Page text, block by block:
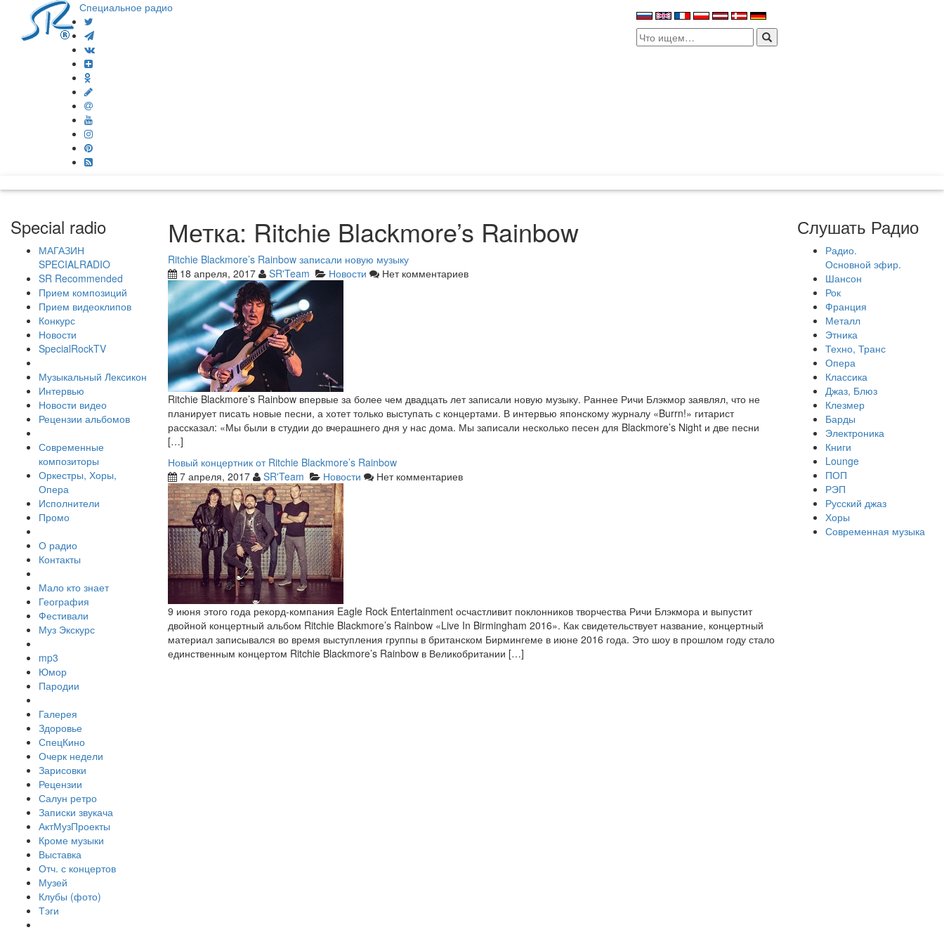
Специальное радио
Search
for:
Special radio
МАГАЗИН
SPECIALRADIO
SR Recommended
Прием композиций
Прием видеоклипов
Конкурс
Новости
SpecialRockTV
Музыкальный Лексикон
Интервью
Новости видео
Рецензии альбомов
Современные
композиторы
Оркестры, Хоры,
Опера
Исполнители
Промо
О радио
Контакты
Мало кто знает
География
Фестивали
Муз Экскурс
mp3
Юмор
Пародии
Галерея
Здоровье
СпецКино
Очерк недели
Зарисовки
Рецензии
Салун ретро
Записки звукача
АктМузПроекты
Кроме музыки
Выставка
Отч. с концертов
Музей
Клубы (фото)
Тэги
Метка: Ritchie Blackmore’s Rainbow
Ritchie Blackmore’s Rainbow записали новую музыку
18 апреля, 2017
SR'Team Новости Нет комментариев
Ritchie Blackmore’s Rainbow впервые за более чем двадцать лет записали новую музыку. Раннее Ричи Блэкмор заявлял, что не
планирует писать новые песни, а хотет только выступать с концертами. В интервью японскому журналу «Burrn!» гитарист
рассказал: «Мы были в студии до вчерашнего дня у нас дома. Мы записали несколько песен для Blackmore’s Night и две песни
[…]
Новый концертник от Ritchie Blackmore’s Rainbow
7 апреля, 2017
SR'Team Новости Нет комментариев
9 июня этого года рекорд-компания Eagle Rock Entertainment осчастливит поклонников творчества Ричи Блэкмора и выпустит
двойной концертный альбом Ritchie Blackmore’s Rainbow «Live In Birmingham 2016». Как свидетельствует название, концертный
материал записывался во время выступления группы в британском Бирмингеме в июне 2016 года. Это шоу в прошлом году стало
единственным концертом Ritchie Blackmore’s Rainbow в Великобритании […]
Слушать Радио
Радио.
Основной эфир.
Шансон
Рок
Франция
Металл
Этника
Техно, Транс
Опера
Классика
Джаз, Блюз
Клезмер
Барды
Электроника
Книги
Lounge
ПОП
РЭП
Русский джаз
Хоры
Современная музыка